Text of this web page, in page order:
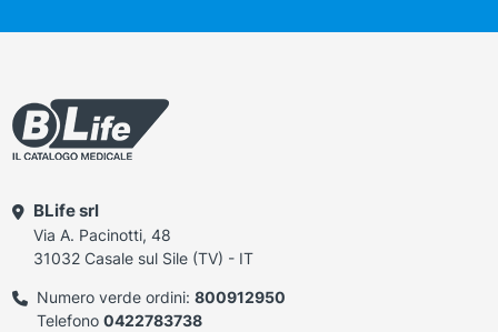
BLife srl
Via A. Pacinotti, 48
31032 Casale sul Sile (TV) - IT
Numero verde ordini: 800912950
Telefono 0422783738